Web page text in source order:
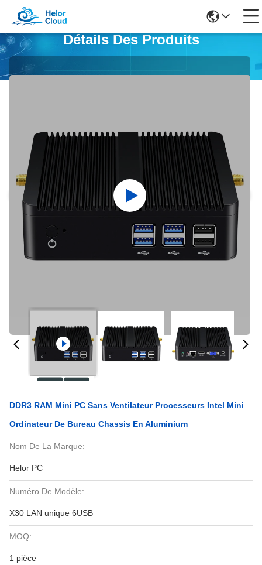
Détails Des Produits
DDR3 RAM Mini PC Sans Ventilateur Processeurs Intel Mini
Ordinateur De Bureau Chassis En Aluminium
Nom De La Marque:
Helor PC
Numéro De Modèle:
X30 LAN unique 6USB
MOQ:
1 pièce